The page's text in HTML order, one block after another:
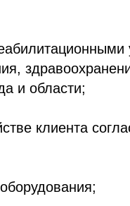
и области;
клиента